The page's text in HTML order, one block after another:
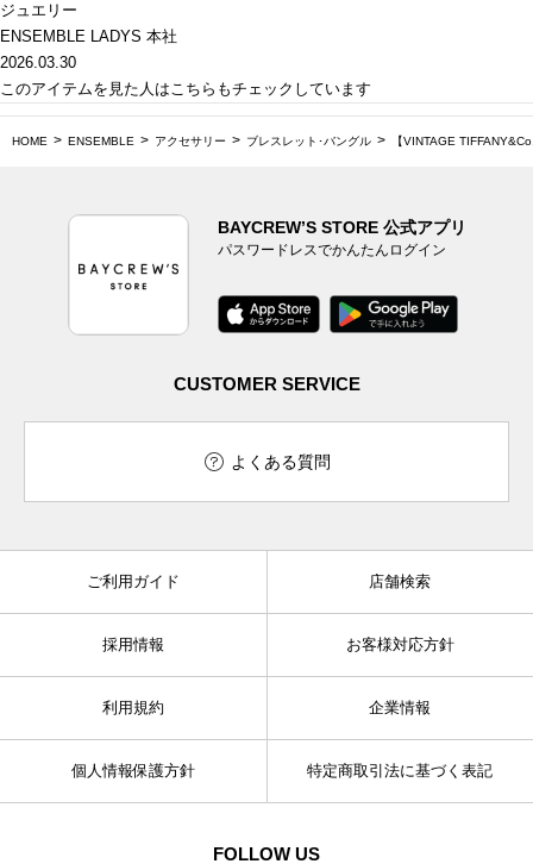
ジュエリー
ENSEMBLE LADYS 本社
2026.03.30
このアイテムを見た人はこちらもチェックしています
HOME ENSEMBLE アクセサリー ブレスレット･バングル 【VINTAGE
BAYCREW’S STORE 公式アプリ
パスワードレスでかんたんログイン
CUSTOMER SERVICE
よくある質問
ご利用ガイド 店舗検索
採用情報 お客様対応方針
利用規約 企業情報
個人情報保護方針 特定商取引法に基づく表記
FOLLOW US